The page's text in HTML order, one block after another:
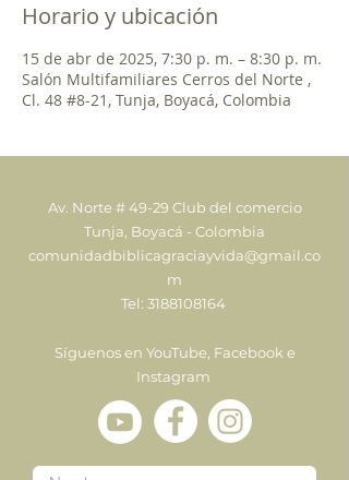
Horario y ubicación
15 de abr de 2025, 7:30 p. m. – 8:30 p. m.
Salón Multifamiliares Cerros del Norte ,
Cl. 48 #8-21, Tunja, Boyacá, Colombia
Av. Norte # 49-29 Club del comercio
Tunja, Boyacá - Colombia
comunidadbiblicagraciayvida@gmail.co
m
Tel: 3188108164
Síguenos en YouTube, Facebook e
Instagram